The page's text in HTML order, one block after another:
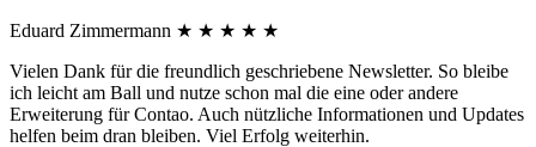
Eduard Zimmermann ★ ★ ★ ★ ★
Vielen Dank für die freundlich geschriebene Newsletter. So bleibe
ich leicht am Ball und nutze schon mal die eine oder andere
Erweiterung für Contao. Auch nützliche Informationen und Updates
helfen beim dran bleiben. Viel Erfolg weiterhin.